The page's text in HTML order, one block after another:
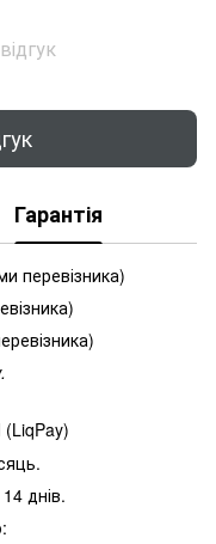
Гарантія
перевізника)
днів.